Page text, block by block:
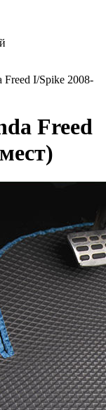
Freed I/Spike 2008-
Freed